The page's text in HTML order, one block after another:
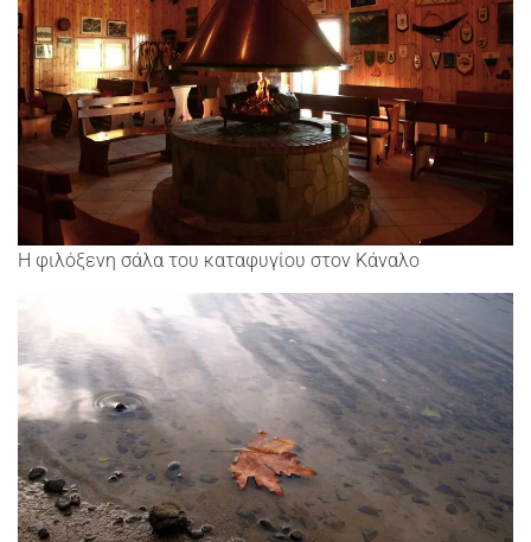
Η φιλόξενη σάλα του καταφυγίου στον Κάναλο